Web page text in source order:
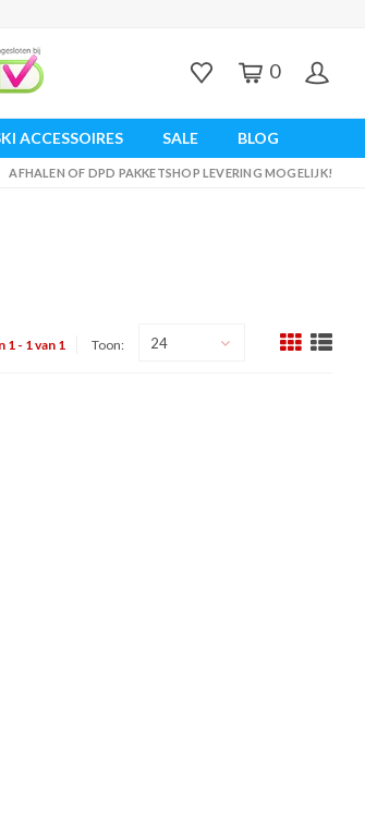
0
ACCESSOIRES SALE BLOG
AFHALEN OF DPD PAKKETSHOP LEVERING MOGELIJK!
1 - 1 van 1 Toon: 24